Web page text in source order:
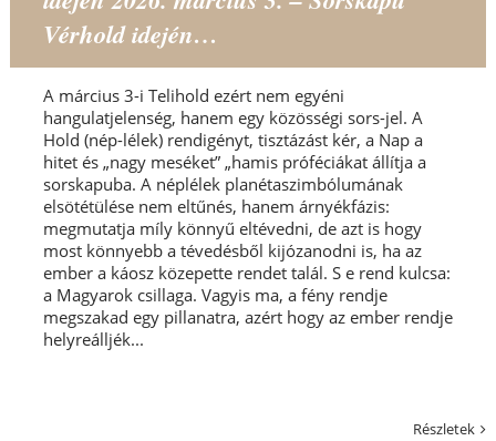
Vérhold idején…
A március 3-i Telihold ezért nem egyéni
hangulatjelenség, hanem egy közösségi sors-jel. A
Hold (nép-lélek) rendigényt, tisztázást kér, a Nap a
hitet és „nagy meséket” „hamis próféciákat állítja a
sorskapuba. A néplélek planétaszimbólumának
elsötétülése nem eltűnés, hanem árnyékfázis:
megmutatja míly könnyű eltévedni, de azt is hogy
most könnyebb a tévedésből kijózanodni is, ha az
ember a káosz közepette rendet talál. S e rend kulcsa:
a Magyarok csillaga. Vagyis ma, a fény rendje
megszakad egy pillanatra, azért hogy az ember rendje
helyreálljék...
Részletek